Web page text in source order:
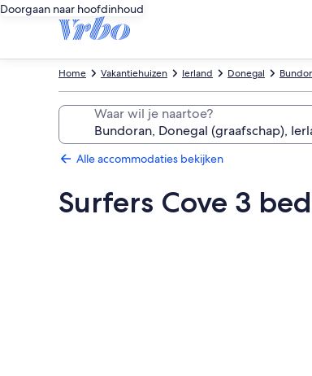
Doorgaan naar hoofdinhoud
Donegal
Ierland
Vakantiehuizen
Home
Waar wil je naartoe?
Alle accommodaties bekijken
Surfers Cove 3